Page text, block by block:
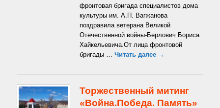
фронтовая бригада специалистов дома
культуры им. А.П. Вагжанова
поздравила ветерана Великой
Отечественной войны-Берлович Бориса
Хайкельевича.От лица фронтовой
бригады … Читать далее →
Торжественный митинг
«Война.Победа. Память»